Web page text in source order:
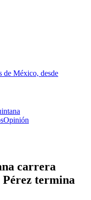
de México, desde
Opinión
carrera
Pérez termina